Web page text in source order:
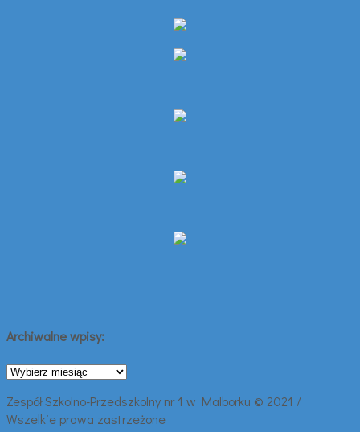
Archiwalne wpisy:
Archiwalne
Zespół Szkolno-Przedszkolny nr 1 w Malborku © 2021 /
Wszelkie prawa zastrzeżone